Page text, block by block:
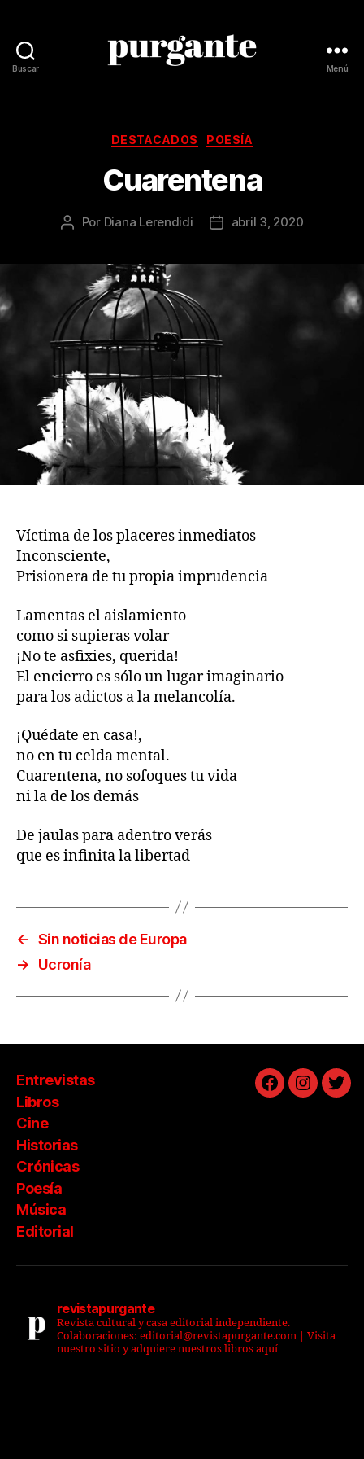
Buscar Menú
Categorías
DESTACADOS POESÍA
Cuarentena
Autor
publicación
Por Diana Lerendidi
Fechaabril 3, 2020
Víctima de los placeres inmediatos
Inconsciente,
Prisionera de tu propia imprudencia
Lamentas el aislamiento
como si supieras volar
¡No te asfixies, querida!
El encierro es sólo un lugar imaginario
para los adictos a la melancolía.
¡Quédate en casa!,
no en tu celda mental.
Cuarentena, no sofoques tu vida
ni la de los demás
De jaulas para adentro verás
que es infinita la libertad
← Sin noticias de Europa
→
Ucronía
Entrevistas
Libros
Cine
Historias
Crónicas
Poesía
Música
Editorial
Facebook
revistapurgante
Revista cultural y casa editorial independiente.
Colaboraciones: editorial@revistapurgante.com | Visita
nuestro sitio y adquiere nuestros libros aquí